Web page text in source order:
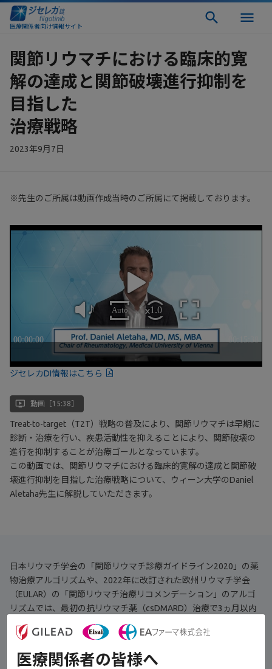
医療関係者向け情報サイト
関節リウマチにおける臨床的寛
解の達成と関節破壊進行抑制を
目指した
治療戦略
2023年9月7日
※先生のご所属は動画作成当時のご所属にて掲載しております。
ジセレカDI情報はこちら
ondemand_video 動画［15:38］
Treat-to-target（T2T）戦略の普及により、関節リウマチは早期に
診断・治療を行い、疾患活動性を抑えることにより、関節破壊の
進行を抑制することが治療ゴールとなっています。
この動画では、関節リウマチにおける臨床的寛解の達成と関節破
壊進行抑制を目指した治療戦略について、ウィーン大学のDaniel
Aletaha先生に解説していただきます。
日本リウマチ学会の「関節リウマチ診療ガイドライン2020」の薬
物治療アルゴリズムや、2022年に改訂された欧州リウマチ学会
（EULAR）の「関節リウマチ治療リコメンデーション」のアルゴ
リズムでは、最初の抗リウマチ薬（csDMARD）治療で3ヵ月以内
に改善、及び6ヵ月以内に疾患活動性の治療目標が達成できない場
合は、T2T戦略に基づき、次の治療に移ることとされ、積極的な
治療が推奨されています。
医療関係者の皆様へ